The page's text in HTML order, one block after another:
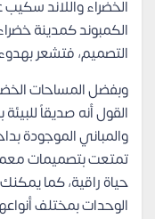
الخضراء واللاند
الكمبوند كمدينة
التصميم، فتشعر
وبفضل المساحات
القول أنه صديقاً
والمباني الموجودة
تمتعت بتصميمات
حياة راقية، كما
الوحدات بمختلف